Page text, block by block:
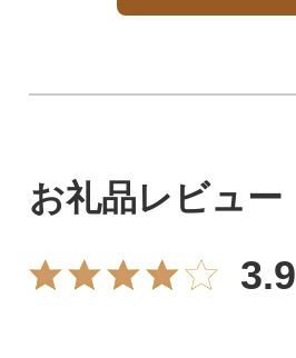
お礼品レビュー
3.9